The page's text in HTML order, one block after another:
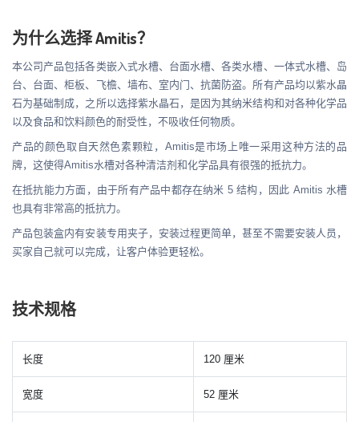
为什么选择 Amitis？
本公司产品包括各类嵌入式水槽、台面水槽、各类水槽、一体式水槽、岛
台、台面、柜板、飞檐、墙布、室内门、抗菌防盗。所有产品均以紫水晶
石为基础制成，之所以选择紫水晶石，是因为其纳米结构和对各种化学品
以及食品和饮料颜色的耐受性，不吸收任何物质。
产品的颜色取自天然色素颗粒，Amitis是市场上唯一采用这种方法的品
牌，这使得Amitis水槽对各种清洁剂和化学品具有很强的抵抗力。
在抵抗能力方面，由于所有产品中都存在纳米 5 结构，因此 Amitis 水槽
也具有非常高的抵抗力。
产品包装盒内有安装专用夹子，安装过程更简单，甚至不需要安装人员，
买家自己就可以完成，让客户体验更轻松。
技术规格
长度 120 厘米
宽度 52 厘米